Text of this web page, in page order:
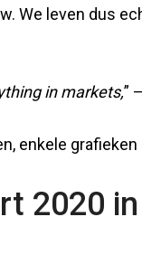
We leven dus
in markets,”
enkele
2020